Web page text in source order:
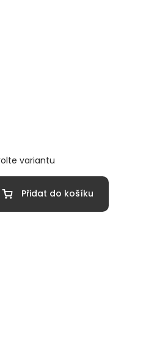
variantu
Přidat do košíku